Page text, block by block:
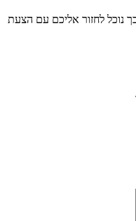
נוכל לחזור אליכם עם הצעת